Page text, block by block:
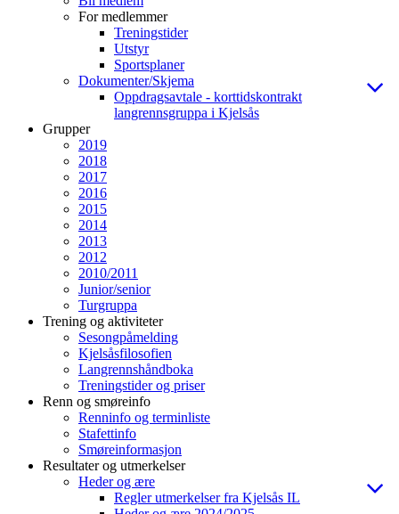
For medlemmer
Treningstider
Utstyr
Sportsplaner
Dokumenter/Skjema
Oppdragsavtale - korttidskontrakt
langrennsgruppa i Kjelsås
Grupper
2019
2018
2017
2016
2015
2014
2013
2012
2010/2011
Junior/senior
Turgruppa
Trening og aktiviteter
Sesongpåmelding
Kjelsåsfilosofien
Langrennshåndboka
Treningstider og priser
Renn og smøreinfo
Renninfo og terminliste
Stafettinfo
Smøreinformasjon
Resultater og utmerkelser
Heder og ære
Regler utmerkelser fra Kjelsås IL